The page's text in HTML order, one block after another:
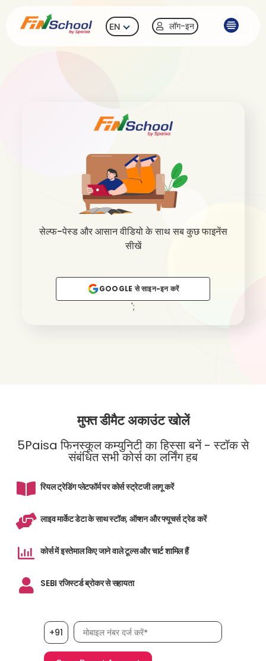
EN लॉग-इन
सेल्फ-पेस्ड और आसान वीडियो के साथ सब कुछ फाइनेंस
सीखें
GOOGLE से साइन-इन करें
';
मुफ्त डीमैट अकाउंट खोलें
5Paisa फिनस्कूल कम्युनिटी का हिस्सा बनें - स्टॉक से
संबंधित सभी कोर्स का लर्निंग हब
रियल ट्रेडिंग प्लेटफॉर्म पर कोर्स स्ट्रेटजी लागू करें
लाइव मार्केट डेटा के साथ स्टॉक, ऑप्शन और फ्यूचर्स ट्रेड करें
कोर्स में इस्तेमाल किए जाने वाले टूल्स और चार्ट शामिल हैं
SEBI रजिस्टर्ड ब्रोकर से सहायता
+91 मोबाइल नंबर आवश्यक है